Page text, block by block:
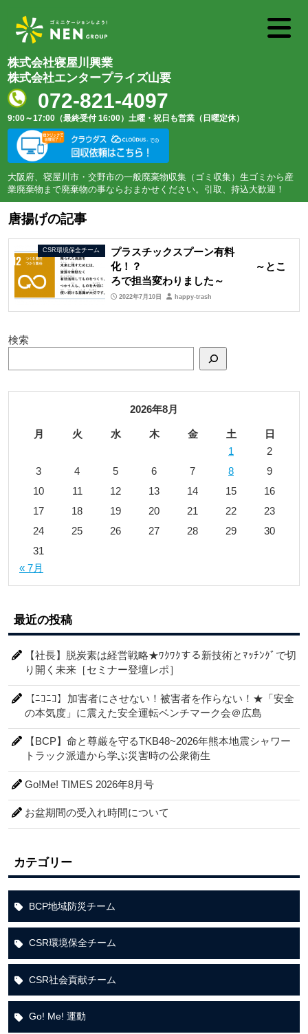
株式会社寝屋川興業
株式会社エンタープライズ山要
072-821-4097
9:00～17:00（最終受付 16:00） 土曜・祝日も営業（日曜定休）
大阪府、寝屋川市・交野市の一般廃棄物収集（ゴミ収集）生ゴミから産
業廃棄物まで廃棄物の事ならおまかせください。引取、持込大歓迎！
唐揚げの記事
CSR環境保全チーム
プラスチックスプーン有料
化！？ ～とこ
ろで担当変わりました～
2022年7月10日 happy-trash
検索
2026年8月
月 火 水 木 金 土
日
1
2
3
4 5 6 7 8
9
10
11 12 13 14 15
16
17
18 19 20 21 22
23
24
25 26 27 28 29
30
31
« 7月
最近の投稿
【社長】脱炭素は経営戦略★ﾜｸﾜｸする新技術とﾏｯﾁﾝｸﾞで切
り開く未来［セミナー登壇レポ］
【ﾆｺﾆｺ】加害者にさせない！被害者を作らない！★「安全
の本気度」に震えた安全運転ベンチマーク会＠広島
【BCP】命と尊厳を守るTKB48~2026年熊本地震シャワー
トラック派遣から学ぶ災害時の公衆衛生
Go!Me! TIMES 2026年8月号
お盆期間の受入れ時間について
カテゴリー
BCP地域防災チーム
CSR環境保全チーム
CSR社会貢献チーム
Go! Me! 運動